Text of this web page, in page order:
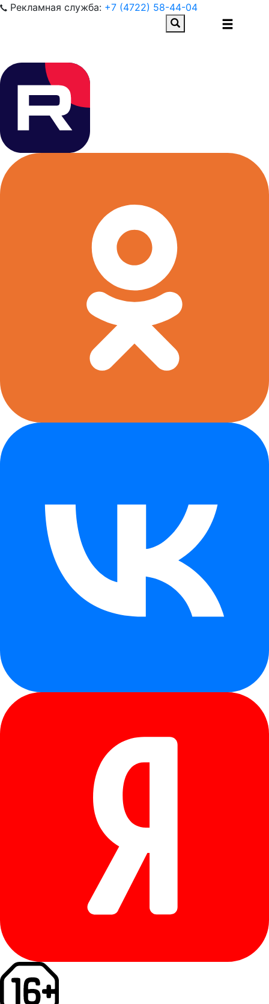
Рекламная служба: +7 (4722) 58-44-04